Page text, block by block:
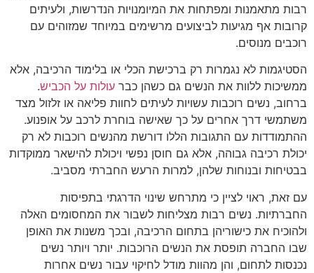
רבות מתאמנות ומפתחות את המיומנויות הנדרשות, ולעיתים
קרובות אף מגיעות לביצועים מרשימים במיוחד שמזוהים עם
רוכבים מנוסים.
הסטיגמות לא נגמרות רק ברכישת הכלי או בלימוד הרכיבה, אלא
ממשיכות ללוות את הנשים גם כשהן כבר עולות על הכביש.
ברחוב, נשים רוכבות עשויות לעיתים לחוות פליאה או זלזול מצד
משתמשי דרך אחרים על כך שאישה בוחרת לרכב על אופנוע.
ההתמודדות עם התגובות הללו דורשת מהנשים רוכבות לא רק
יכולת רכיבה גבוהה, אלא גם חוסן נפשי ויכולת להישאר ממוקדות
בבטיחות ובנוחות שלהן, למרות הרעש החברתי מסביב.
עם זאת, ראוי לציין כי מתרחש שינוי הדרגתי בתפיסות
החברתיות. נשים רבות מצליחות לשבור את המחסומים האלה
ולהוכיח את כישוריהן בתחום הרכיבה, ובכך משנות את האופן
שבו החברה תופסת את הנשים הרוכבות. יותר ויותר נשים
נכנסות לתחום, והן מהוות מודל לחיקוי עבור נשים אחרות